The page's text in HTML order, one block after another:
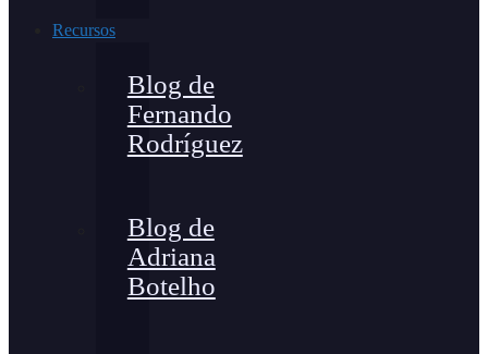
Recursos
Blog de
Fernando
Rodríguez
Blog de
Adriana
Botelho